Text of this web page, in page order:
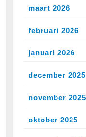
maart 2026
februari 2026
januari 2026
december 2025
november 2025
oktober 2025